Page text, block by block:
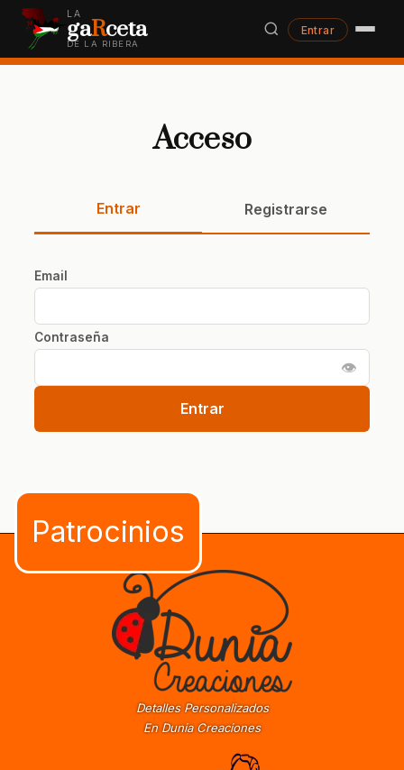
LA
gaRceta
DE LA RIBERA
Entrar
Acceso
Entrar Registrarse
Email
Contraseña
👁
Entrar
Detalles Personalizados
En Dunia Creaciones